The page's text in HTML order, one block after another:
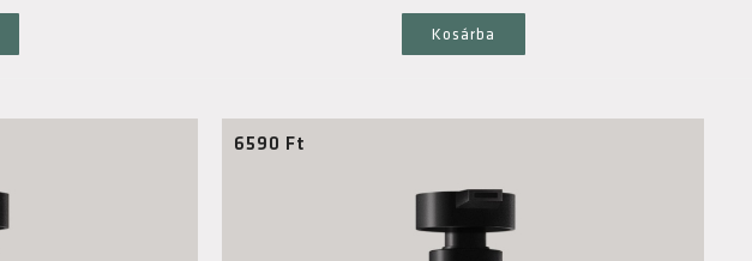
Kosárba
6590 Ft